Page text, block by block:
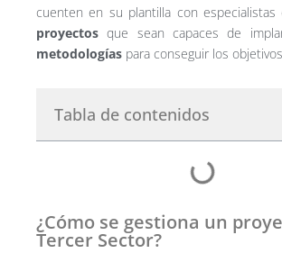
cuenten en su plantilla con especialistas
proyectos que sean capaces de
metodologías para conseguir los
Tabla de contenidos
¿Cómo se gestiona un
Tercer Sector?